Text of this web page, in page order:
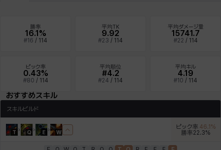
バニス バーバラ ビヒョン
勝率
16.1%
#16 / 114
平均TK
9.92
#23 / 114
平均ダメージ量
15741.7
#22 / 114
ピック率
0.43%
#80 / 114
平均順位
#4.2
#24 / 114
平均キル
4.19
#10 / 114
おすすめスキル
スキルビルド
T Q E W
ピック率 46.1%
勝率22.3%